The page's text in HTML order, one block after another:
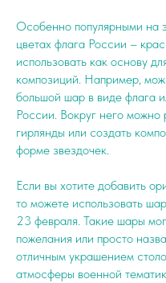
Особенно популярными на
цветах флага России –
использовать как основу
композиций. Например,
большой шар в виде флага
России. Вокруг него
гирлянды или создать
форме звездочек.
Если вы хотите добавить
то можете использовать
23 февраля. Такие шары
пожелания или просто
отличным украшением
атмосферы военной